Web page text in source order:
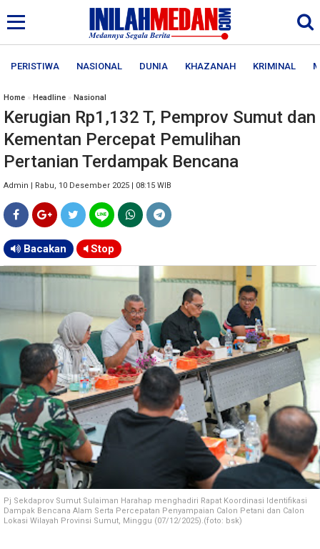
PERISTIWA NASIONAL DUNIA KHAZANAH KRIMINAL
Home » Headline » Nasional
Kerugian Rp1,132 T, Pemprov Sumut dan
Kementan Percepat Pemulihan
Pertanian Terdampak Bencana
Admin | Rabu, 10 Desember 2025 | 08:15 WIB
Bacakan Stop
Pj Sekdaprov Sumut Sulaiman Harahap menghadiri Rapat Koordinasi Identifikasi
Dampak Bencana Alam Serta Percepatan Penyampaian Calon Petani dan Calon
Lokasi Wilayah Provinsi Sumut, Minggu (07/12/2025).(foto: bsk)